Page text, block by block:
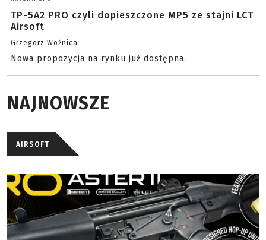
TP-5A2 PRO czyli dopieszczone MP5 ze stajni LCT
Airsoft
Grzegorz Woźnica
Nowa propozycja na rynku już dostępna.
NAJNOWSZE
AIRSOFT